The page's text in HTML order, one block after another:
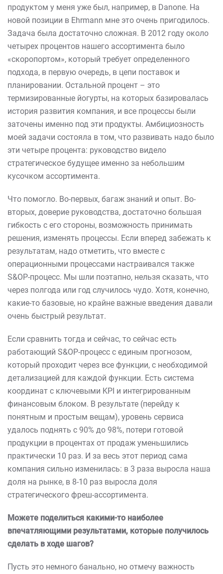
продуктом у меня уже был, например, в Danone. На
новой позиции в Ehrmann мне это очень пригодилось.
Задача была достаточно сложная. В 2012 году около
четырех процентов нашего ассортимента было
«скоропортом», который требует определенного
подхода, в первую очередь, в цепи поставок и
планировании. Остальной процент – это
термизированные йогурты, на которых базировалась
история развития компания, и все процессы были
заточены именно под эти продукты. Амбициозность
моей задачи состояла в том, что развивать надо было
эти четыре процента: руководство видело
стратегическое будущее именно за небольшим
кусочком ассортимента.
Что помогло. Во-первых, багаж знаний и опыт. Во-
вторых, доверие руководства, достаточно большая
гибкость с его стороны, возможность принимать
решения, изменять процессы. Если вперед забежать к
результатам, надо отметить, что вместе с
операционными процессами настраивался также
S&OP-процесс. Мы шли поэтапно, нельзя сказать, что
через полгода или год случилось чудо. Хотя, конечно,
какие-то базовые, но крайне важные введения давали
очень быстрый результат.
Если сравнить тогда и сейчас, то сейчас есть
работающий S&OP-процесс с единым прогнозом,
который проходит через все функции, с необходимой
детализацией для каждой функции. Есть система
координат с ключевыми KPI и интегрированным
финансовым блоком. В результате (перейду к
понятным и простым вещам), уровень сервиса
удалось поднять с 90% до 98%, потери готовой
продукции в процентах от продаж уменьшились
практически 10 раз. И за весь этот период сама
компания сильно изменилась: в 3 раза выросла наша
доля на рынке, в 8-10 раз выросла доля
стратегического фреш-ассортимента.
Можете поделиться какими-то наиболее
впечатляющими результатами, которые получилось
сделать в ходе шагов?
Пусть это немного банально, но отмечу важность